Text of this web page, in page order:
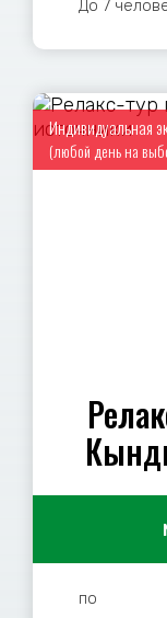
До 7
Индивидуальная
(любой день на
по